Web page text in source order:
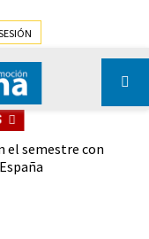
el semestre con